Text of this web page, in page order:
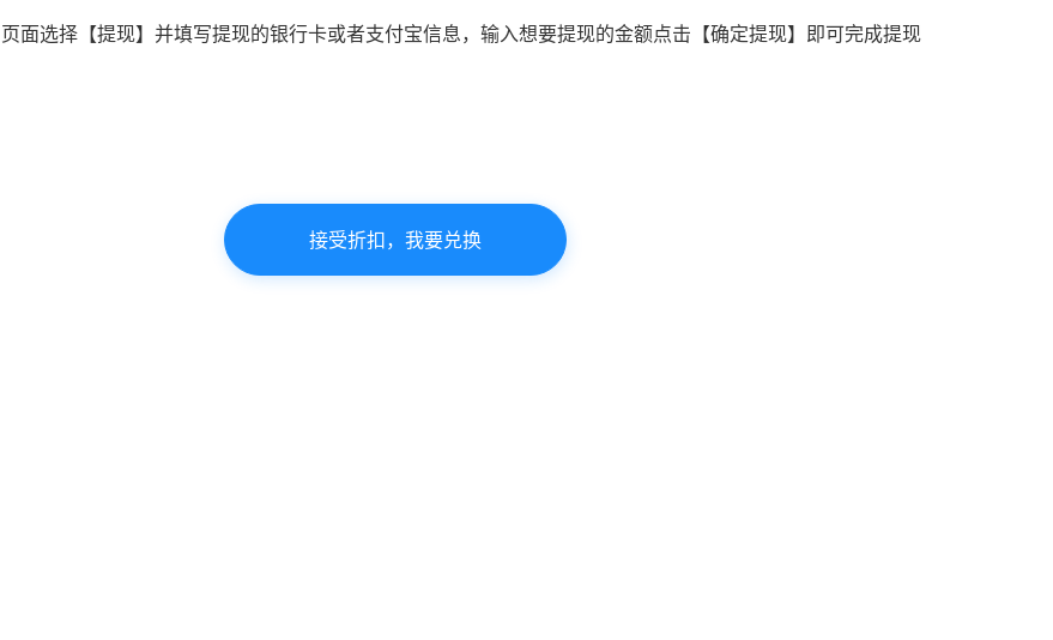
面选择【提现】并填写提现的银行卡或者支付宝信息，输入想要提现的金额点击【确定提现】即可完成提现
接受折扣，我要兑换